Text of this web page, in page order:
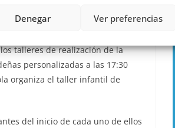
Denegar Ver preferencias
las 17:30 horas, Copistería Sola
talleres de realización de la
personalizadas a las 17:30
organiza el taller infantil de
del inicio de cada uno de ellos